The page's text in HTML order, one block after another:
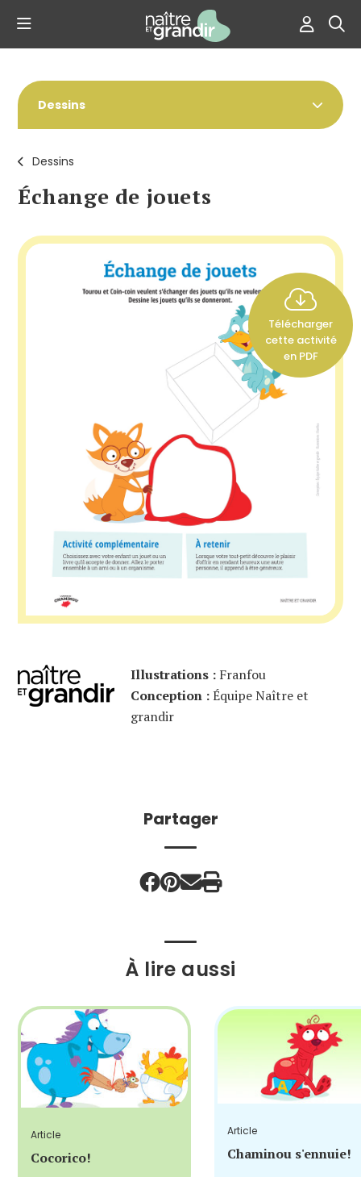
Dessins
Échange de jouets
Dessins
Télécharger
cette activité
en PDF
Illustrations : Franfou
Conception :Équipe Naître et
grandir
Partager
À lire aussi
Article
Cocorico!
Article
Chaminou s'ennuie!